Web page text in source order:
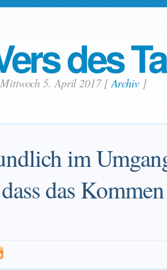
des
Mittwoch 5. April 2017 [Archiv]
im
das